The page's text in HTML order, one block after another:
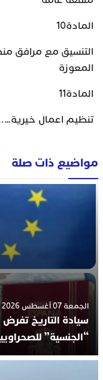
المادة10
التنسيق مع مرافق
المعوزة
المادة11
تنظيم اعمال
مواضيع ذات صلة
الجمعة 07 أغسطس 2026 - 9:00
سيادة التاريخ تفرض
“الجنسية”